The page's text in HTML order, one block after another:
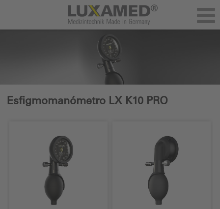
Esfigmomanómetro LX K10 PRO